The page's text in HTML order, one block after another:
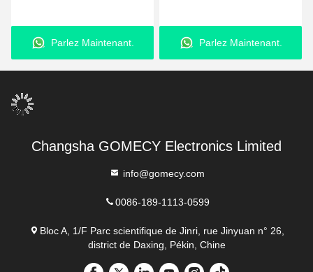
rajeunissement de la peau
au laser au carbone
Parlez Maintenant.
Mycose vasculaire
Parlez Maintenant.
Changsha GOMECY Electronics Limited
info@gomecy.com
0086-189-1113-0599
Bloc A, 1/F Parc scientifique de Jinri, rue Jinyuan n° 26,
district de Daxing, Pékin, Chine